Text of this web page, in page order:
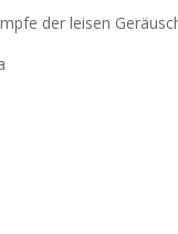
der leisen